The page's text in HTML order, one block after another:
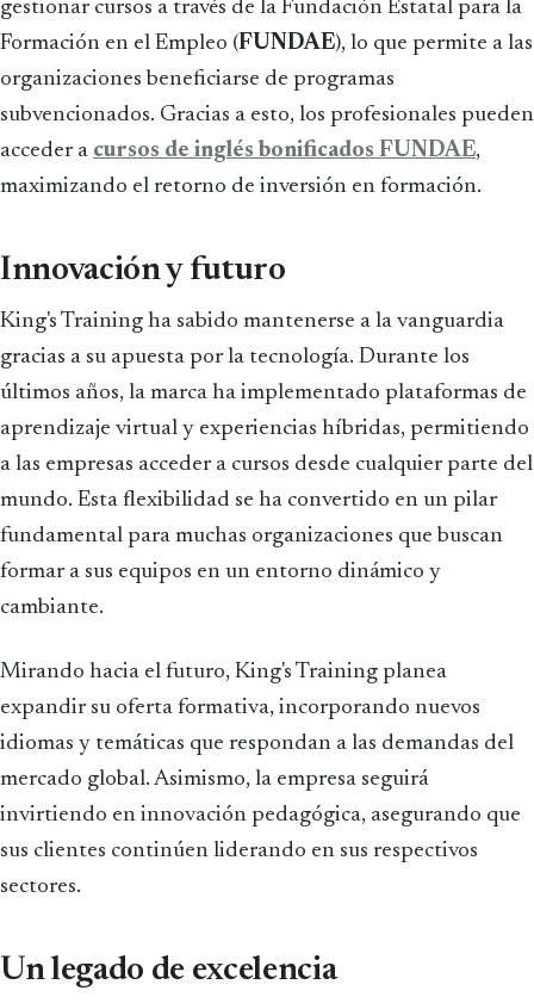
gestionar cursos a través de la Fundación Estatal para la
Formación en el Empleo (FUNDAE), lo que permite a las
organizaciones beneficiarse de programas
subvencionados. Gracias a esto, los profesionales pueden
acceder a cursos de inglés bonificados FUNDAE,
maximizando el retorno de inversión en formación.
Innovación y futuro
King's Training ha sabido mantenerse a la vanguardia
gracias a su apuesta por la tecnología. Durante los
últimos años, la marca ha implementado plataformas de
aprendizaje virtual y experiencias híbridas, permitiendo
a las empresas acceder a cursos desde cualquier parte del
mundo. Esta flexibilidad se ha convertido en un pilar
fundamental para muchas organizaciones que buscan
formar a sus equipos en un entorno dinámico y
cambiante.
Mirando hacia el futuro, King's Training planea
expandir su oferta formativa, incorporando nuevos
idiomas y temáticas que respondan a las demandas del
mercado global. Asimismo, la empresa seguirá
invirtiendo en innovación pedagógica, asegurando que
sus clientes continúen liderando en sus respectivos
sectores.
Un legado de excelencia